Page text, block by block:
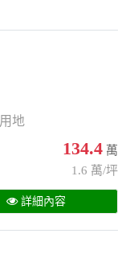
地
134.4 萬
1.6 萬/坪
詳細內容